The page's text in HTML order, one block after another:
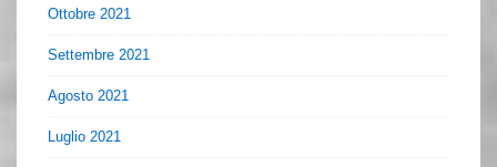
Ottobre 2021
Settembre 2021
Agosto 2021
Luglio 2021